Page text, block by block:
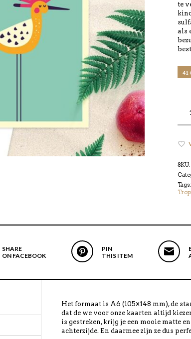
te
als
41
SKU:
Tags:
SHARE
ON FACEBOOK
PIN
THIS ITEM
Het formaat is A6 (105×148 mm), de
dat de we voor onze kaarten altijd
is gestreken, krijg je een mooie matte
achterzijde. En daarmee zijn ze dus